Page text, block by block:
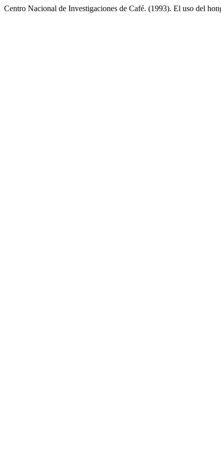
Centro Nacional de Investigaciones de Café. (1993). El uso del